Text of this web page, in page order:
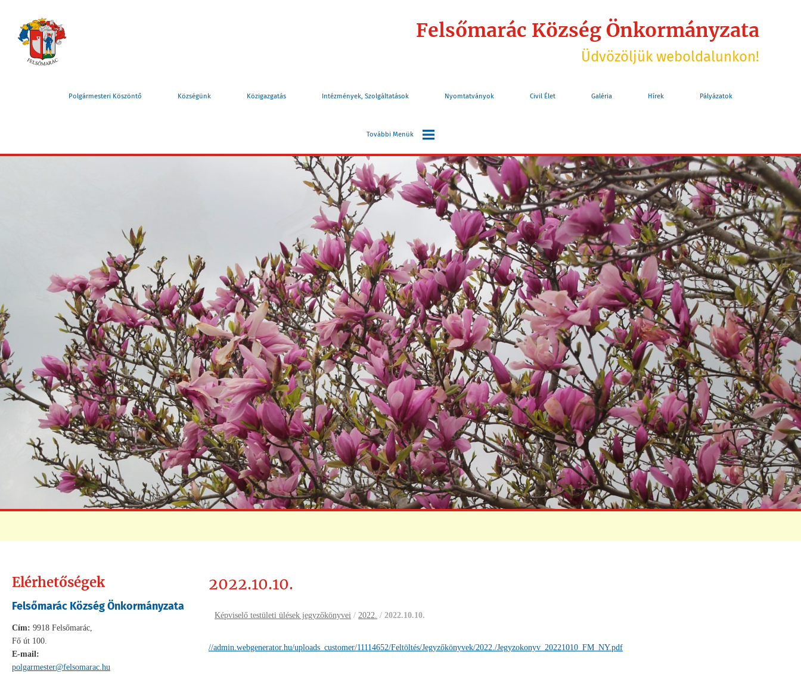
Felsőmarác Község Önkormányzata
Üdvözöljük weboldalunkon!
Polgármesteri Köszöntő Községünk Közigazgatás Intézmények, Szolgáltatások Nyomtatványok Civil Élet Galéria Hírek Pályázatok
További Menük
Választás
Információk
Elérhetőségek
KÖZÉRDEKŰ
ADATOK
Képviselő
Testületi Ülések
Jegyzőkönyvei
Képviselő
Testületi Ülések
Előterjesztés
Költségvetések
Elérhetőségek
Felsőmarác Község Önkormányzata
Cím: 9918 Felsőmarác,
Fő út 100.
E-mail:
polgarmester@felsomarac.hu
2022.10.10.
Képviselő testületi ülések jegyzőkönyvei / 2022. / 2022.10.10.
//admin.webgenerator.hu/uploads_customer/11114652/Feltöltés/Jegyzőkönyvek/2022./Jegyzokonyv_20221010_FM_NY.pdf